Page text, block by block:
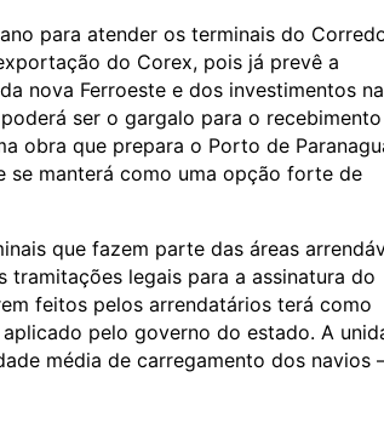
para atender os terminais do
do Corex, pois já prevê a
nova Ferroeste e dos investimentos na
ser o gargalo para o recebimento
obra que prepara o Porto de
se manterá como uma opção forte de
que fazem parte das áreas
tramitações legais para a assinatura do
feitos pelos arrendatários terá como
pelo governo do estado. A
média de carregamento dos navios